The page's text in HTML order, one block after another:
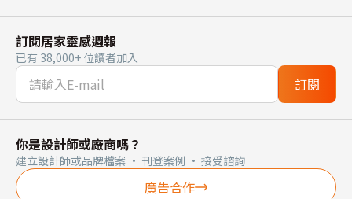
訂閱居家靈感週報
已有 38,000+ 位讀者加入
訂閱
你是設計師或廠商嗎？
建立設計師或品牌檔案 · 刊登案例 · 接受諮詢
廣告合作